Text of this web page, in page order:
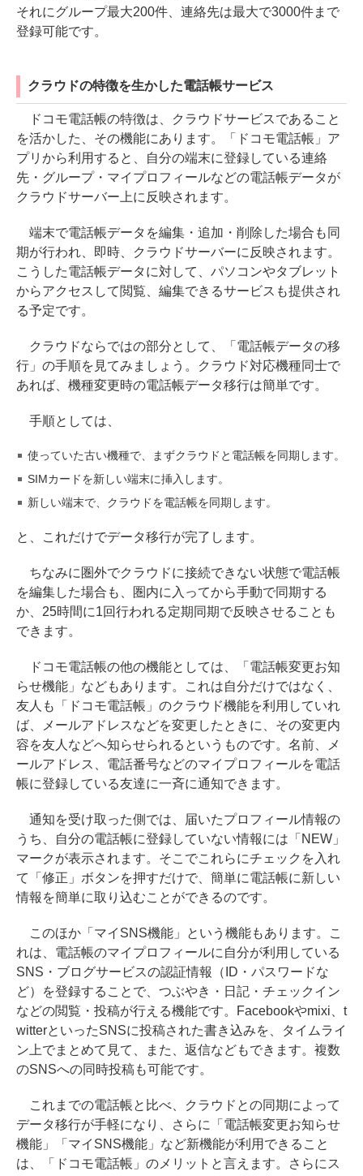
それにグループ最大200件、連絡先は最大で3000件まで
登録可能です。
クラウドの特徴を生かした電話帳サービス
ドコモ電話帳の特徴は、クラウドサービスであること
を活かした、その機能にあります。「ドコモ電話帳」ア
プリから利用すると、自分の端末に登録している連絡
先・グループ・マイプロフィールなどの電話帳データが
クラウドサーバー上に反映されます。
端末で電話帳データを編集・追加・削除した場合も同
期が行われ、即時、クラウドサーバーに反映されます。
こうした電話帳データに対して、パソコンやタブレット
からアクセスして閲覧、編集できるサービスも提供され
る予定です。
クラウドならではの部分として、「電話帳データの移
行」の手順を見てみましょう。クラウド対応機種同士で
あれば、機種変更時の電話帳データ移行は簡単です。
手順としては、
使っていた古い機種で、まずクラウドと電話帳を同期します。
SIMカードを新しい端末に挿入します。
新しい端末で、クラウドを電話帳を同期します。
と、これだけでデータ移行が完了します。
ちなみに圏外でクラウドに接続できない状態で電話帳
を編集した場合も、圏内に入ってから手動で同期する
か、25時間に1回行われる定期同期で反映させることも
できます。
ドコモ電話帳の他の機能としては、「電話帳変更お知
らせ機能」などもあります。これは自分だけではなく、
友人も「ドコモ電話帳」のクラウド機能を利用していれ
ば、メールアドレスなどを変更したときに、その変更内
容を友人などへ知らせられるというものです。名前、メ
ールアドレス、電話番号などのマイプロフィールを電話
帳に登録している友達に一斉に通知できます。
通知を受け取った側では、届いたプロフィール情報の
うち、自分の電話帳に登録していない情報には「NEW」
マークが表示されます。そこでこれらにチェックを入れ
て「修正」ボタンを押すだけで、簡単に電話帳に新しい
情報を簡単に取り込むことができるのです。
このほか「マイSNS機能」という機能もあります。こ
れは、電話帳のマイプロフィールに自分が利用している
SNS・ブログサービスの認証情報（ID・パスワードな
ど）を登録することで、つぶやき・日記・チェックイン
などの閲覧・投稿が行える機能です。Facebookやmixi、t
witterといったSNSに投稿された書き込みを、タイムライ
ン上でまとめて見て、また、返信などもできます。複数
のSNSへの同時投稿も可能です。
これまでの電話帳と比べ、クラウドとの同期によって
データ移行が手軽になり、さらに「電話帳変更お知らせ
機能」「マイSNS機能」など新機能が利用できること
は、「ドコモ電話帳」のメリットと言えます。さらにス